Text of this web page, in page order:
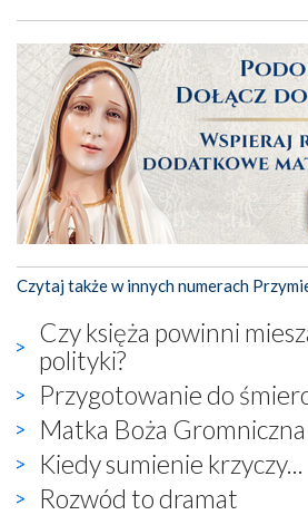
Czytaj także w innych numerach
Czy księża powinni
polityki?
Przygotowanie do
Matka Boża Gromniczna
Kiedy sumienie krzyczy...
Rozwód to dramat